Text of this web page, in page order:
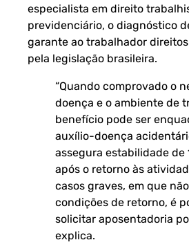
especialista em direito
previdenciário, o diagnóstico
garante ao trabalhador
pela legislação brasileira.
“Quando comprovado o
doença e o ambiente de
benefício pode ser
auxílio-doença
assegura estabilidade de
após o retorno às
casos graves, em que
condições de retorno, é
solicitar aposentadoria
explica.